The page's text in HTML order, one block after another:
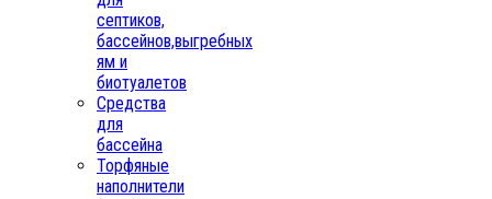
септиков,
бассейнов,выгребных
ям и
биотуалетов
Средства
для
бассейна
Торфяные
наполнители